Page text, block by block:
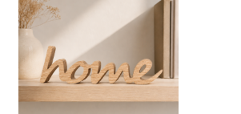
MIX GAŁKI Z DREWNA - SAFARI
18,00 zł
do koszyka